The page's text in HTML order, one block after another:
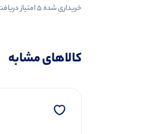
خریداری شده ۵ امتیاز دریافت کنید.
کالاهای مشابه